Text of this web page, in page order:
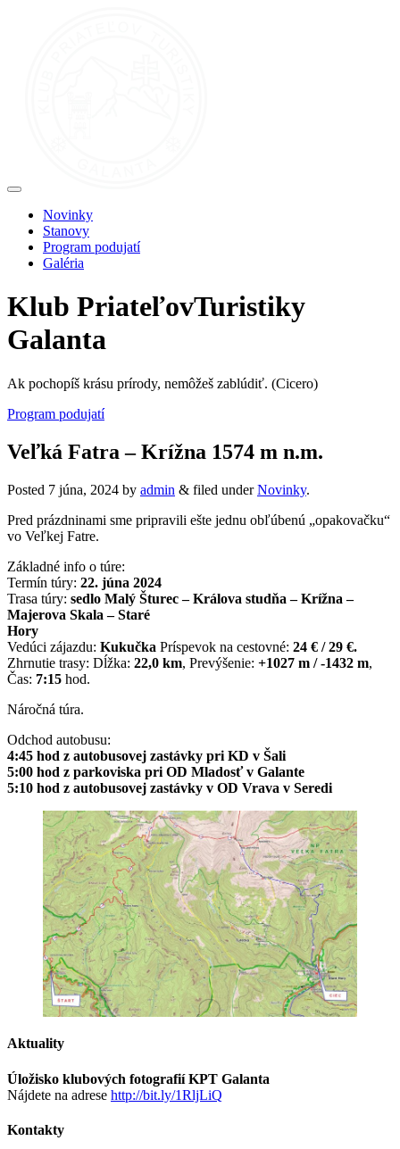
Novinky
Stanovy
Program podujatí
Galéria
Klub PriateľovTuristiky
Galanta
Ak pochopíš krásu prírody, nemôžeš zablúdiť. (Cicero)
Program podujatí
Veľká Fatra – Krížna 1574 m n.m.
Posted 7 júna, 2024 by admin & filed underNovinky.
Pred prázdninami sme pripravili ešte jednu obľúbenú „opakovačku“
vo Veľkej Fatre.
Základné info o túre:
Termín túry: 22. júna 2024
Trasa túry: sedlo Malý Šturec – Králova studňa – Krížna –
Majerova Skala – Staré
Hory
Vedúci zájazdu: Kukučka Príspevok na cestovné: 24 € / 29 €.
Zhrnutie trasy: Dĺžka: 22,0 km, Prevýšenie: +1027 m / -1432 m,
Čas: 7:15 hod.
Náročná túra.
Odchod autobusu:
4:45 hod z autobusovej zastávky pri KD v Šali
5:00 hod z parkoviska pri OD Mladosť v Galante
5:10 hod z autobusovej zastávky v OD Vrava v Seredi
Aktuality
Úložisko klubových fotografií KPT Galanta
Nájdete na adrese http://bit.ly/1RljLiQ
Kontakty